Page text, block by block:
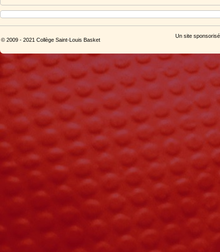
© 2009 - 2021 Collège Saint-Louis Basket
Un site